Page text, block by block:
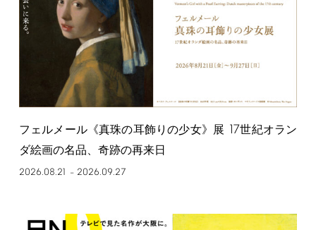
フェルメール《真珠の耳飾りの少女》展 17世紀オラン
ダ絵画の名品、奇跡の再来日
2026.08.21 – 2026.09.27